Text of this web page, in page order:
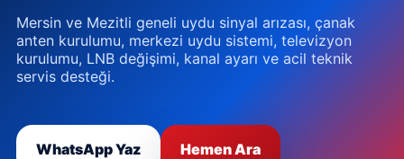
Mersin ve Mezitli geneli uydu sinyal arızası, çanak
anten kurulumu, merkezi uydu sistemi, televizyon
kurulumu, LNB değişimi, kanal ayarı ve acil teknik
servis desteği.
WhatsApp Yaz Hemen Ara